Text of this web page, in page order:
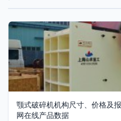
颚式破碎机机构尺寸、价格
网在线产品数据